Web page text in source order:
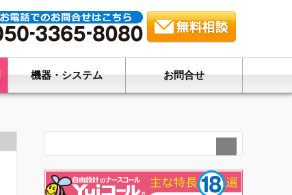
機器・システム お問合せ